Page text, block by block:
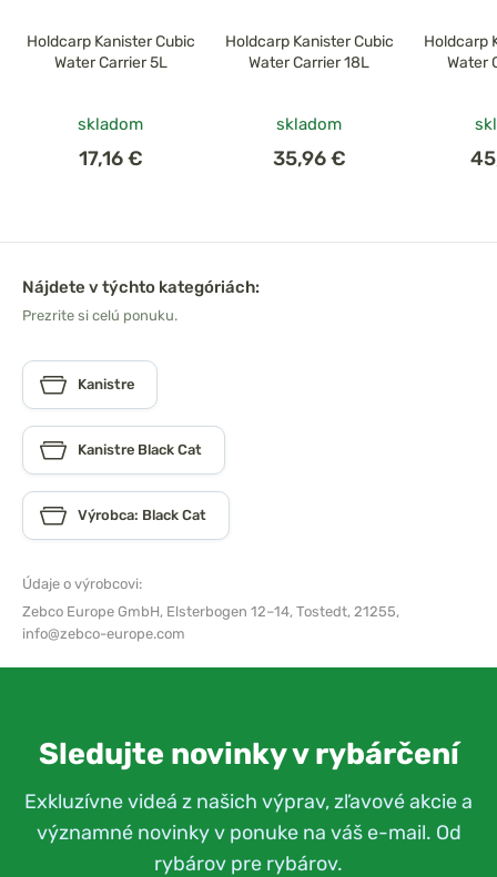
Holdcarp Kanister Cubic
Water Carrier 5L
skladom
17,16 €
Holdcarp Kanister Cubic
Water Carrier 18L
skladom
35,96 €
Holdcarp
Water
Nájdete v týchto kategóriách:
Prezrite si celú ponuku.
Kanistre
Kanistre Black Cat
Výrobca: Black Cat
Údaje o výrobcovi:
Zebco Europe GmbH, Elsterbogen 12–14, Tostedt, 21255,
info@zebco-europe.com
Sledujte novinky v rybárčení
Exkluzívne videá z našich výprav, zľavové akcie a
významné novinky v ponuke na váš e-mail. Od
rybárov pre rybárov.